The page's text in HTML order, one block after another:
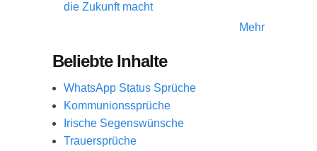
die Zukunft macht
Mehr
Beliebte Inhalte
WhatsApp Status Sprüche
Kommunionssprüche
Irische Segenswünsche
Trauersprüche